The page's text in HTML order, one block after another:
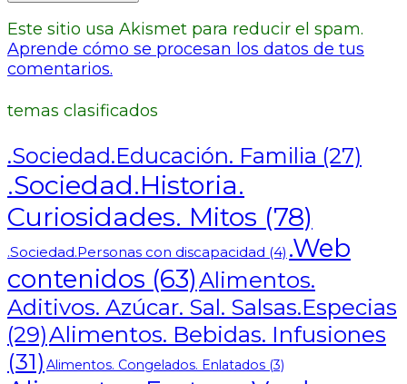
Este sitio usa Akismet para reducir el spam.
Aprende cómo se procesan los datos de tus
comentarios.
temas clasificados
.Sociedad.Educación. Familia (27)
.Sociedad.Historia.
Curiosidades. Mitos (78)
.Sociedad.Personas con discapacidad (4) .Web
contenidos (63)Alimentos.
Aditivos. Azúcar. Sal. Salsas.Especias
(29)Alimentos. Bebidas. Infusiones
(31) Alimentos. Congelados. Enlatados (3)